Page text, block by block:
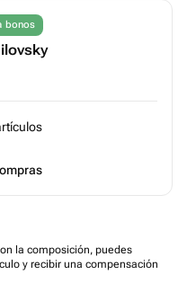
bonos
la composición, puedes
y recibir una compensación